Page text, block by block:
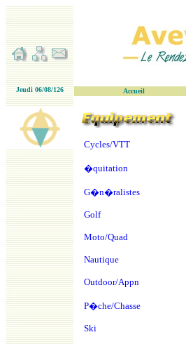
Jeudi 06/08/126 Accueil
Cycles/VTT
�quitation
G�n�ralistes
Golf
Moto/Quad
Nautique
Outdoor/Appn
P�che/Chasse
Ski